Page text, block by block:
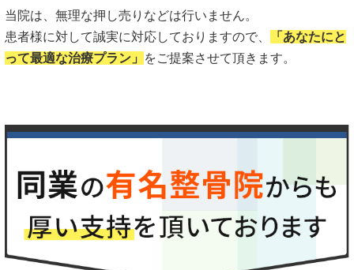
当院は、無理な押し売りなどは行いません。
患者様に対して誠実に対応しておりますので、
「あなたにと
って最適な治療プラン」
をご提案させて頂きます。